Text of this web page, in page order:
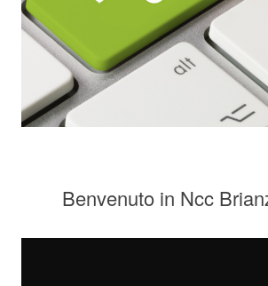
Benvenuto in Ncc